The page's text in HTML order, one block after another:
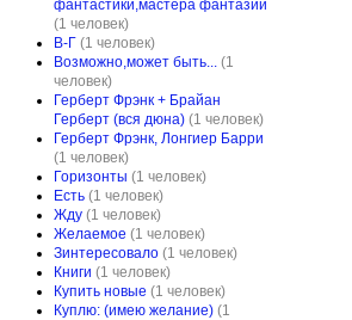
фантастики,мастера фантазии
(1 человек)
В-Г (1 человек)
Возможно,может быть... (1
человек)
Герберт Фрэнк + Брайан
Герберт (вся дюна) (1 человек)
Герберт Фрэнк, Лонгиер Барри
(1 человек)
Горизонты (1 человек)
Есть (1 человек)
Жду (1 человек)
Желаемое (1 человек)
Зинтересовало (1 человек)
Книги (1 человек)
Купить новые (1 человек)
Куплю: (имею желание) (1